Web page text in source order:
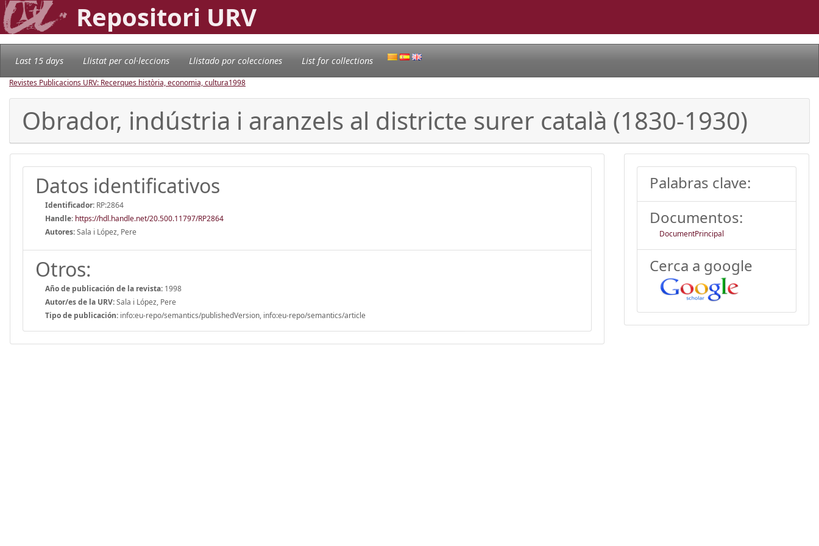
Repositori URV
Last 15 days Llistat per col·leccions Llistado por colecciones List for collections
Revistes Publicacions URV: Recerques història, economia, cultura1998
Obrador, indústria i aranzels al districte surer català (1830-1930)
Datos identificativos
Identificador: RP:2864
Handle: https://hdl.handle.net/20.500.11797/RP2864
Autores:Sala i López, Pere
Otros:
Año de publicación de la revista: 1998
Autor/es de la URV:Sala i López, Pere
Tipo de publicación: info:eu-repo/semantics/publishedVersion, info:eu-repo/semantics/article
Palabras clave:
Documentos:
DocumentPrincipal
Cerca a google